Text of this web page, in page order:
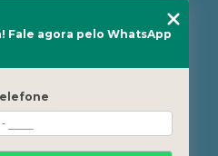
Somos
Blog
Fale agora pelo WhatsApp